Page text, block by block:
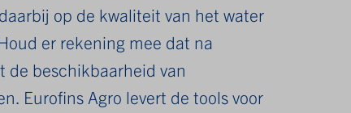
op de kwaliteit van het water
er rekening mee dat na
de beschikbaarheid van
Eurofins Agro levert de tools voor